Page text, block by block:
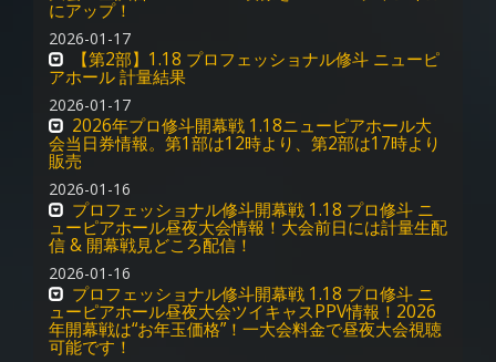
にアップ！
2026-01-17
【第2部】1.18 プロフェッショナル修斗 ニューピ
アホール 計量結果
2026-01-17
2026年プロ修斗開幕戦 1.18ニューピアホール大
会当日券情報。第1部は12時より、第2部は17時より
販売
2026-01-16
プロフェッショナル修斗開幕戦 1.18 プロ修斗 ニ
ューピアホール昼夜大会情報！大会前日には計量生配
信 & 開幕戦見どころ配信！
2026-01-16
プロフェッショナル修斗開幕戦 1.18 プロ修斗 ニ
ューピアホール昼夜大会ツイキャスPPV情報！2026
年開幕戦は“お年玉価格”！一大会料金で昼夜大会視聴
可能です！